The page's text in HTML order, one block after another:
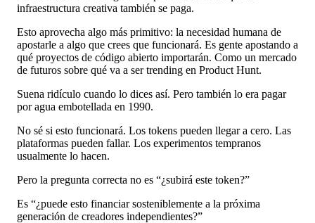
infraestructura creativa también se paga.
Esto aprovecha algo más primitivo: la necesidad humana de
apostarle a algo que crees que funcionará. Es gente apostando a
qué proyectos de código abierto importarán. Como un mercado
de futuros sobre qué va a ser trending en Product Hunt.
Suena ridículo cuando lo dices así. Pero también lo era pagar
por agua embotellada en 1990.
No sé si esto funcionará. Los tokens pueden llegar a cero. Las
plataformas pueden fallar. Los experimentos tempranos
usualmente lo hacen.
Pero la pregunta correcta no es “¿subirá este token?”
Es “¿puede esto financiar sosteniblemente a la próxima
generación de creadores independientes?”